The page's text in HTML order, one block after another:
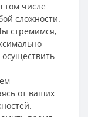
том числе
сложности.
стремимся,
от ваших